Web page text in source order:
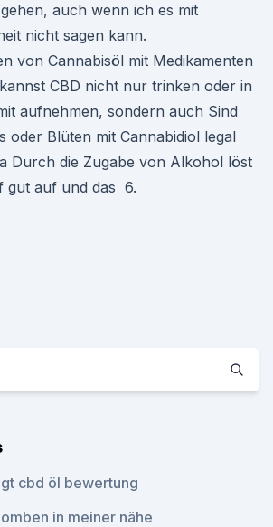
auch wenn ich es mit
nicht sagen kann.
von Cannabisöl mit Medikamenten
CBD nicht nur trinken oder in
aufnehmen, sondern auch Sind
oder Blüten mit Cannabidiol legal
Durch die Zugabe von Alkohol löst
gut auf und das 6.
cbd öl bewertung
in meiner nähe